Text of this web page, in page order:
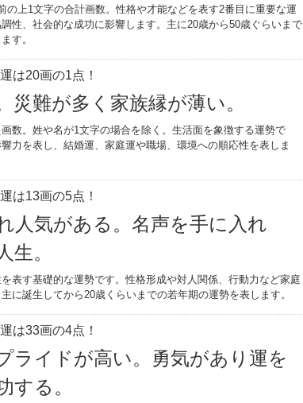
の上1文字の合計画数。性格や才能などを表す2番目に重要な運
性、社会的な成功に影響します。主に20歳から50歳ぐらいまで
す。
は20画の1点！
災難が多く家族縁が薄い。
数。姓や名が1文字の場合を除く。生活面を象徴する運勢で
力を表し、結婚運、家庭運や職場、環境への順応性を表しま
は13画の5点！
人気がある。名声を手に入れ
生。
表す基礎的な運勢です。性格形成や対人関係、行動力など家庭
に誕生してから20歳くらいまでの若年期の運勢を表します。
は33画の4点！
ライドが高い。勇気があり運を
する。